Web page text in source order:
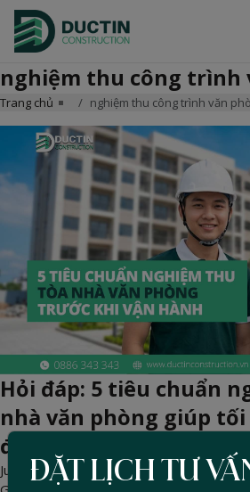
nghiệm thu công trình
Trang chủ nghiệm thu công trình văn
Hỏi đáp: 5 tiêu chuẩn
nhà văn phòng giúp
đầy
Jun 16, 2026 - DucTin Construction>
ĐẶT LỊCH TƯ